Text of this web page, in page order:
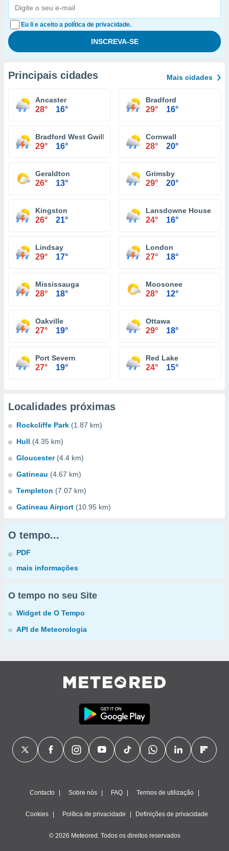
Eu li e aceito a política de privacidade.
Principais cidades Mais cidades
Ancaster
28° 16°
Bradford
29° 16°
Bradford West Gwillimbury
29° 16°
Cornwall
28° 20°
Geraldton
26° 13°
Grimsby
29° 20°
Kingston
26° 21°
Lansdowne House
24° 16°
Lindsay
29° 17°
London
27° 18°
Mississauga
28° 18°
Moosonee
28° 12°
Oakville
27° 19°
Ottawa
29° 18°
Port Severn
27° 19°
Red Lake
24° 15°
Localidades próximas
Rockcliffe Park (1.87 km)
Hull (4.35 km)
Gloucester (4.4 km)
Gatineau (4.67 km)
Templeton (7.07 km)
Gatineau Airport (10.95 km)
O tempo...
PDF
mais informações
O tempo no seu Site
Widget de O Tempo
API de Meteorologia
Contacto Sobre nós FAQ Termos de utilização
Cookies Política de privacidade Definições de privacidade
© 2026 Meteored. Todos os direitos reservados